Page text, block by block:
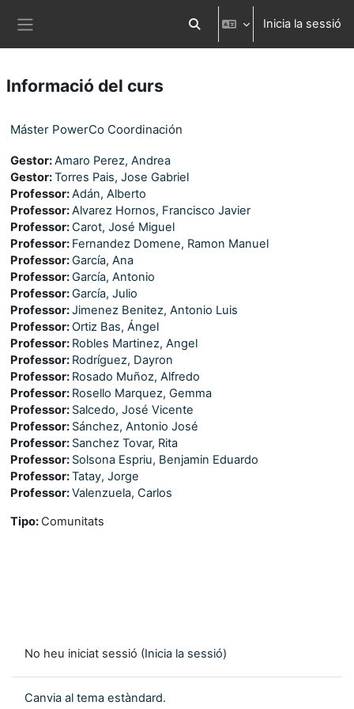
Commuta l'entrada de la cerca
Inicia la sessió
Informació del curs
Máster PowerCo Coordinación
Gestor:Amaro Perez, Andrea
Gestor:Torres Pais, Jose Gabriel
Professor:Adán, Alberto
Professor:Alvarez Hornos, Francisco Javier
Professor:Carot, José Miguel
Professor: Fernandez Domene, Ramon Manuel
Professor:García, Ana
Professor:García, Antonio
Professor:García, Julio
Professor:Jimenez Benitez, Antonio Luis
Professor:Ortiz Bas, Ángel
Professor: Robles Martinez, Angel
Professor: Rodríguez, Dayron
Professor: Rosado Muñoz, Alfredo
Professor: Rosello Marquez, Gemma
Professor: Salcedo, José Vicente
Professor: Sánchez, Antonio José
Professor: Sanchez Tovar, Rita
Professor: Solsona Espriu, Benjamin Eduardo
Professor:Tatay, Jorge
Professor:Valenzuela, Carlos
Tipo: Comunitats
No heu iniciat sessió (Inicia la sessió)
Canvia al tema estàndard.